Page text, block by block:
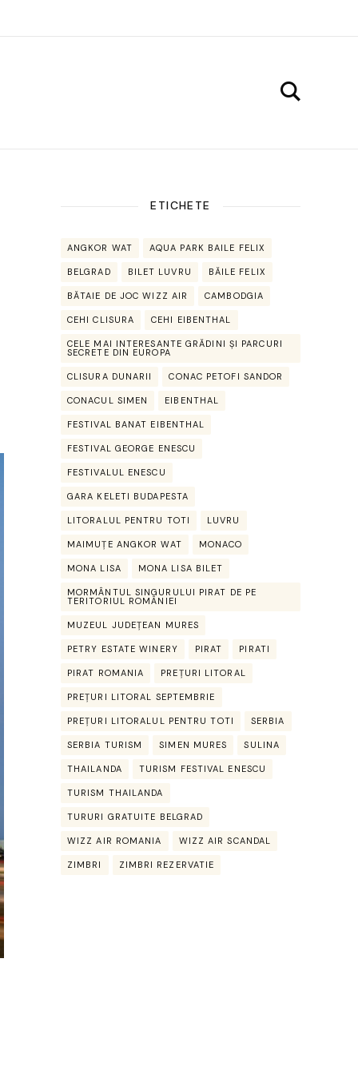
ETICHETE
ANGKOR WAT AQUA PARK BAILE FELIX
BELGRAD BILET LUVRU BĂILE FELIX
BĂTAIE DE JOC WIZZ AIR CAMBODGIA
CEHI CLISURA CEHI EIBENTHAL
CELE MAI INTERESANTE GRĂDINI ȘI PARCURI
SECRETE DIN EUROPA
CLISURA DUNARII CONAC PETOFI SANDOR
CONACUL SIMEN EIBENTHAL
FESTIVAL BANAT EIBENTHAL
FESTIVAL GEORGE ENESCU
FESTIVALUL ENESCU
GARA KELETI BUDAPESTA
LITORALUL PENTRU TOTI LUVRU
MAIMUȚE ANGKOR WAT MONACO
MONA LISA MONA LISA BILET
MORMÂNTUL SINGURULUI PIRAT DE PE
TERITORIUL ROMÂNIEI
MUZEUL JUDEȚEAN MURES
PETRY ESTATE WINERY PIRAT PIRATI
PIRAT ROMANIA PREȚURI LITORAL
PREȚURI LITORAL SEPTEMBRIE
PREȚURI LITORALUL PENTRU TOTI SERBIA
SERBIA TURISM SIMEN MURES SULINA
THAILANDA TURISM FESTIVAL ENESCU
TURISM THAILANDA
TURURI GRATUITE BELGRAD
WIZZ AIR ROMANIA WIZZ AIR SCANDAL
ZIMBRI ZIMBRI REZERVATIE